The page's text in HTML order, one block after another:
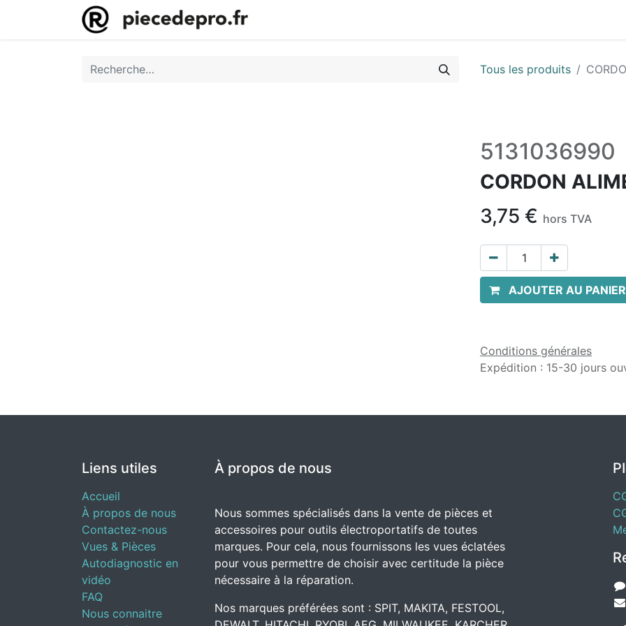
Tous les produits
5131036990
CORDON
3,75 € hors TVA
AJOUTER AU PANIER
Conditions générales
Expédition : 15-30 jours
Liens utiles
Accueil
À propos de nous
Contactez-nous
Vues & Pièces
Autodiagnostic en
vidéo
FAQ
Nous connaitre
À propos de nous
Nous sommes spécialisés dans la vente de pièces et
accessoires pour outils électroportatifs de toutes
marques. Pour cela, nous fournissons les vues éclatées
pour vous permettre de choisir avec certitude la pièce
nécessaire à la réparation.
Nos marques préférées sont : SPIT, MAKITA, FESTOOL,